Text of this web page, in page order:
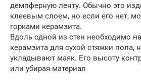
демпферную ленту. Обычно это
клеевым слоем, но если его нет,
горками керамзита.
Вдоль одной из стен необходимо
керамзита для сухой стяжки пола,
укладывают маяк. Его высоту
или убирая материал